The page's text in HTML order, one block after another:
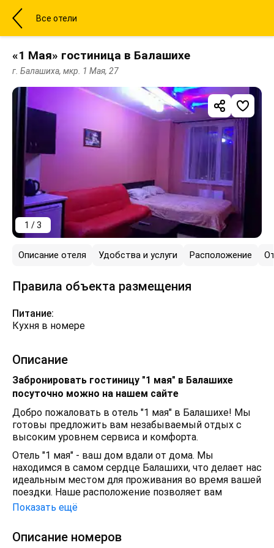
Все отели
«1 Мая» гостиница в Балашихе
г. Балашиха, мкр. 1 Мая, 27
1 / 3
Описание отеля Удобства и услуги Расположение
Правила объекта размещения
Питание:
Кухня в номере
Описание
Забронировать гостиницу "1 мая" в Балашихе
посуточно можно на нашем сайте
Добро пожаловать в отель "1 мая" в Балашихе! Мы
готовы предложить вам незабываемый отдых с
высоким уровнем сервиса и комфорта.
Отель "1 мая" - ваш дом вдали от дома. Мы
находимся в самом сердце Балашихи, что делает нас
идеальным местом для проживания во время вашей
поездки. Наше расположение позволяет вам
насладиться всеми прелестями города, включая
кафе и рестораны разных кухонь, которые находятся
Показать ещё
Описание номеров